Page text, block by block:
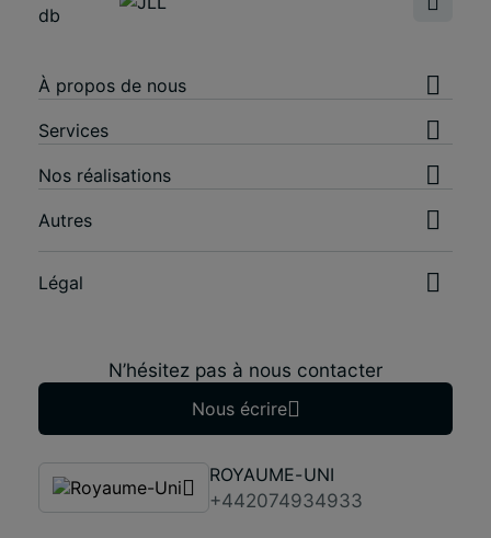
À propos de nous
Services
Nos réalisations
Autres
Légal
N’hésitez pas à nous contacter
Nous écrire
ROYAUME-UNI
+442074934933